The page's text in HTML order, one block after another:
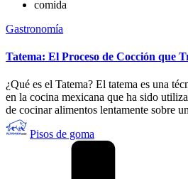
comida
Publicado
Gastronomía
Tatema: El Proceso de Cocción que
¿Qué es el Tatema? El tatema es una
en la cocina mexicana que ha sido
de cocinar alimentos lentamente sobre
Publicado
por
Pisos de goma